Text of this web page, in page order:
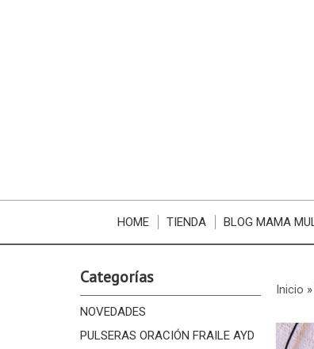
HOME TIENDA BLOG MAMA
Categorías
NOVEDADES
PULSERAS ORACIÓN FRAILE AYD
Inicio »